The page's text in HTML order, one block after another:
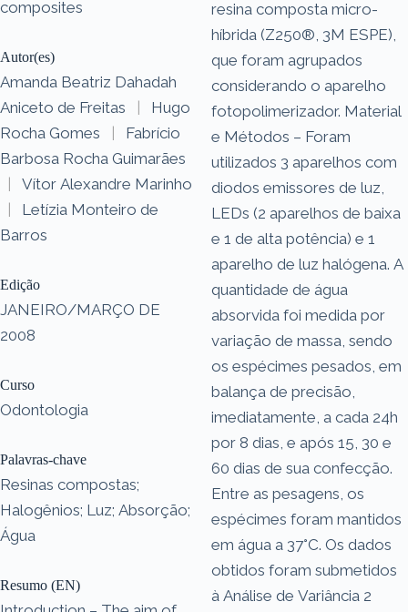
composites
Autor(es)
Amanda Beatriz Dahadah
Aniceto de Freitas
|
Hugo
Rocha Gomes
|
Fabrício
Barbosa Rocha Guimarães
|
Vítor Alexandre Marinho
|
Letízia Monteiro de
Barros
Edição
JANEIRO/MARÇO DE
2008
Curso
Odontologia
Palavras-chave
Resinas compostas;
Halogênios; Luz; Absorção;
Água
Resumo (EN)
resina composta micro-
híbrida (Z250®, 3M ESPE),
que foram agrupados
considerando o aparelho
fotopolimerizador. Material
e Métodos – Foram
utilizados 3 aparelhos com
diodos emissores de luz,
LEDs (2 aparelhos de baixa
e 1 de alta potência) e 1
aparelho de luz halógena. A
quantidade de água
absorvida foi medida por
variação de massa, sendo
os espécimes pesados, em
balança de precisão,
imediatamente, a cada 24h
por 8 dias, e após 15, 30 e
60 dias de sua confecção.
Entre as pesagens, os
espécimes foram mantidos
em água a 37°C. Os dados
obtidos foram submetidos
à Análise de Variância 2